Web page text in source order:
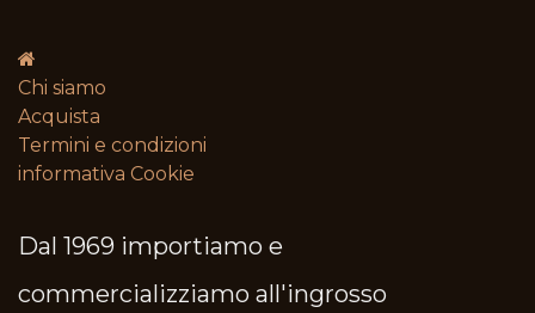
Chi siamo
Acquista
Termini e condizioni​
informativa Cookie
Dal 1969 importiamo e
commercializziamo all'ingrosso